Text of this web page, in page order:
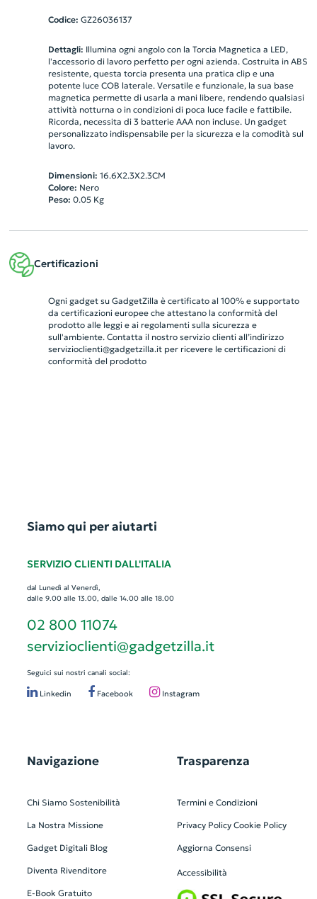
Codice: GZ26036137
Dettagli: Illumina ogni angolo con la Torcia Magnetica a LED,
l'accessorio di lavoro perfetto per ogni azienda. Costruita in ABS
resistente, questa torcia presenta una pratica clip e una
potente luce COB laterale. Versatile e funzionale, la sua base
magnetica permette di usarla a mani libere, rendendo qualsiasi
attività notturna o in condizioni di poca luce facile e fattibile.
Ricorda, necessita di 3 batterie AAA non incluse. Un gadget
personalizzato indispensabile per la sicurezza e la comodità sul
lavoro.
Dimensioni: 16.6X2.3X2.3CM
Colore: Nero
Peso: 0.05Kg
Certificazioni
Ogni gadget su GadgetZilla è certificato al 100% e supportato
da certificazioni europee che attestano la conformità del
prodotto alle leggi e ai regolamenti sulla sicurezza e
sull'ambiente. Contatta il nostro servizio clienti all’indirizzo
servizioclienti@gadgetzilla.itper ricevere le certificazioni di
conformità del prodotto
Siamo qui per aiutarti
SERVIZIO CLIENTI DALL'ITALIA
dal Lunedì al Venerdì,
dalle 9.00 alle 13.00, dalle 14.00 alle 18.00
02 800 11074
servizioclienti@gadgetzilla.it
Seguici sui nostri canali social:
Linkedin Facebook Instagram
Navigazione
Chi Siamo Sostenibilità
La Nostra Missione
Gadget Digitali Blog
Diventa Rivenditore
E-Book Gratuito
Trasparenza
Termini e Condizioni
Privacy Policy Cookie Policy
Aggiorna Consensi
Accessibilità